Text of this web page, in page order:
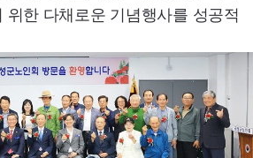
위한 다채로운 기념행사를 성공적